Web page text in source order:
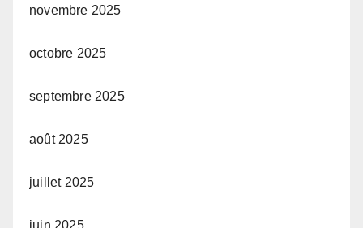
novembre 2025
octobre 2025
septembre 2025
août 2025
juillet 2025